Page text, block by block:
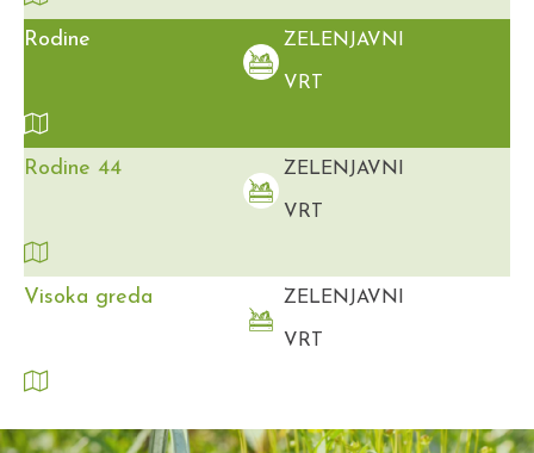
Rodine ZELENJAVNI
VRT
Rodine 44 ZELENJAVNI
VRT
Visoka greda ZELENJAVNI
VRT